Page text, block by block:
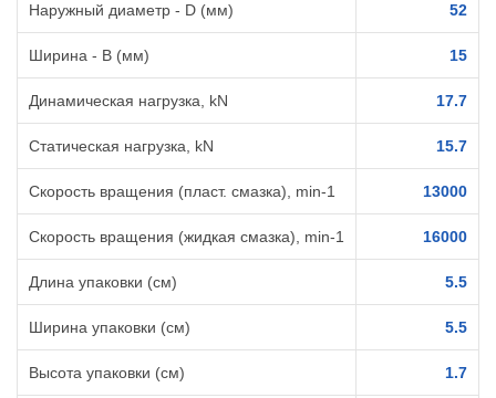
Наружный диаметр - D (мм) 52
Ширина - B (мм) 15
Динамическая нагрузка, kN 17.7
Статическая нагрузка, kN 15.7
Скорость вращения (пласт. смазка), min-1 13000
Скорость вращения (жидкая смазка), min-1 16000
Длина упаковки (см) 5.5
Ширина упаковки (см) 5.5
Высота упаковки (см) 1.7